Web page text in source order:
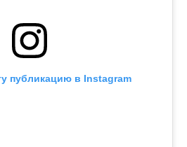
публикацию в Instagram